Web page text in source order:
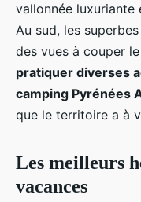
vallonnée luxuriante
Au sud, les
des vues à couper
pratiquer diverses
camping Pyrénées
que le territoire a à
Les meilleurs
vacances